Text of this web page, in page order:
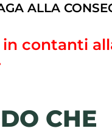
ALLA
contanti
CHE